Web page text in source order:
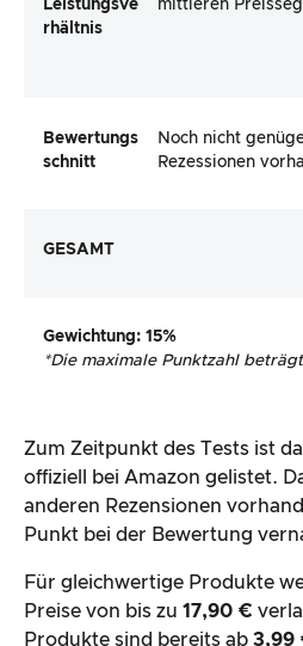
Leistungsve
rhältnis
mittleren
Bewertungs
schnitt
Noch nicht
Rezessionen
GESAMT
Gewichtung: 15%
*Die maximale Punktzahl
Zum Zeitpunkt des Tests ist
offiziell bei Amazon gelistet.
anderen Rezensionen
Punkt bei der Bewertung
Für gleichwertige Produkte
Preise von bis zu 17,90 €
Produkte sind bereits ab 3,99